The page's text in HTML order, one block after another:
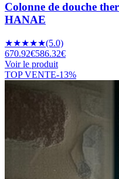
Colonne de douche
HANAE
★★★★★(5.0)
670.92€586.32€
Voir le produit
TOP VENTE-13%